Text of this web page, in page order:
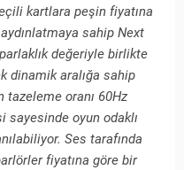
kartlara peşin fiyatına
sahip Next
değeriyle birlikte
dinamik aralığa sahip
oranı 60Hz
oyun odaklı
Ses tarafında
fiyatına göre bir